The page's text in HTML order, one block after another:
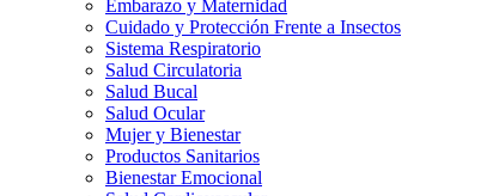
Embarazo y Maternidad
Cuidado y Protección Frente a Insectos
Sistema Respiratorio
Salud Circulatoria
Salud Bucal
Salud Ocular
Mujer y Bienestar
Productos Sanitarios
Bienestar Emocional